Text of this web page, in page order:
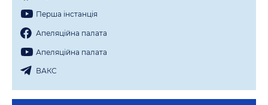
Перша iнстанцiя
Апеляцiйна палата
Апеляцiйна палата
ВАКС